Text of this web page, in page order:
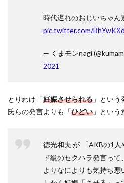
時代遅れのおじいちゃん
pic.twitter.com/
— くまモンnagi
2021
とりわけ「妊娠させられる 」とい
氏らの発言よりも「ひどい 」という
徳光和夫 が 「AKBの1
ド級のセクハラ発言っ
よりなによりも気持ち悪